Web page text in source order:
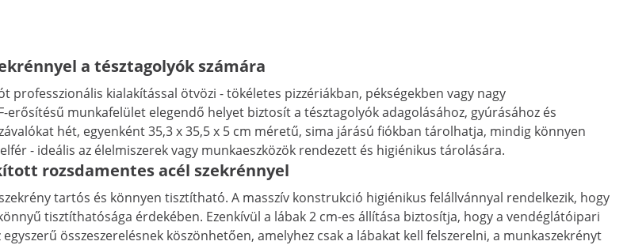
a tésztagolyók számára
kialakítással ötvözi - tökéletes pizzériákban, pékségekben vagy nagy
erősítésű munkafelület elegendő helyet biztosít a tésztagolyók adagolásához, gyúrásához és
hét, egyenként 35,3 x 35,5 x 5 cm méretű, sima járású fiókban tárolhatja, mindig könnyen
- ideális az élelmiszerek vagy munkaeszközök rendezett és higiénikus tárolására.
rozsdamentes acél szekrénnyel
tartós és könnyen tisztítható. A masszív konstrukció higiénikus felállvánnyal rendelkezik, hogy
tisztíthatósága érdekében. Ezenkívül a lábak 2 cm-es állítása biztosítja, hogy a vendéglátóipari
összeszerelésnek köszönhetően, amelyhez csak a lábakat kell felszerelni, a munkaszekrényt